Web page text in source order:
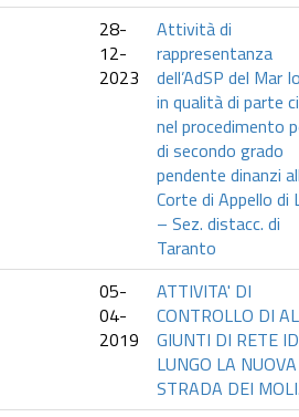
28-
12-
2023
Attività di
rappresentanza
dell’AdSP del Mar
in qualità di parte
nel procedimento
di secondo grado
pendente dinanzi
Corte di Appello di
– Sez. distacc. di
Taranto
05-
04-
2019
ATTIVITA' DI
CONTROLLO DI
GIUNTI DI RETE
LUNGO LA NUOVA
STRADA DEI